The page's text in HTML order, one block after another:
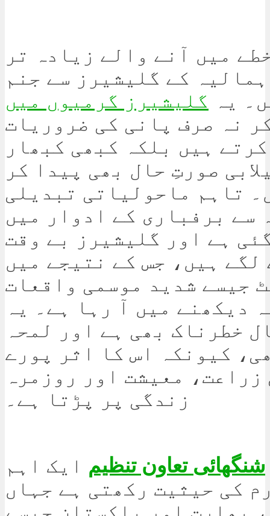
میں آنے والے زیادہ تر
کے گلیشیرز سے جنم
یہ گلیشیرز گرمیوں میں
نہ صرف پانی کی ضروریات
ہیں بلکہ کبھی کبھار
صورتِ حال بھی پیدا کر
تاہم ماحولیاتی تبدیلی
سے برفباری کے ادوار میں
ہے اور گلیشیرز بے وقت
لگے ہیں، جس کے نتیجے میں
جیسے شدید موسمی واقعات
دیکھنے میں آ رہا ہے۔ یہ
خطرناک بھی ہے اور لمحہ
کیونکہ اس کا اثر پورے
زراعت، معیشت اور روزمرہ
زندگی پر پڑتا ہے۔
شنگھائی تعاون تنظیم ایک اہم
کی حیثیت رکھتی ہے جہاں